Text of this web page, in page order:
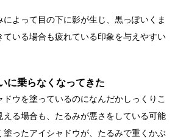
によって目の下に影が生じ、黒っぽいくま
ている場合も疲れている印象を与えやすい
に乗らなくなってきた
ウを塗っているのになんだかしっくりこ
える場合も、たるみが悪さをしている可能
塗ったアイシャドウが、たるみで重くかぶ